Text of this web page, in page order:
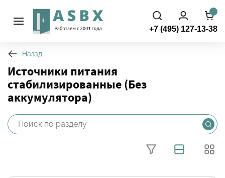
+7 (495) 127-13-38
Назад
Источники питания
cтабилизированные (Без
аккумулятора)